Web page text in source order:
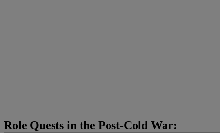
Role Quests in the Post-Cold War: